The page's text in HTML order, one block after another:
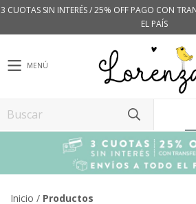
3 CUOTAS SIN INTERÉS / 25% OFF PAGO CON
EL PAÍS
MENÚ
Inicio / Productos